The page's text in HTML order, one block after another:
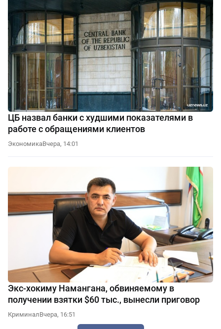
ЦБ назвал банки с худшими показателями в
работе с обращениями клиентов
ЭкономикаВчера, 14:01
Экс-хокиму Намангана, обвиняемому в
получении взятки $60 тыс., вынесли приговор
КриминалВчера, 16:51